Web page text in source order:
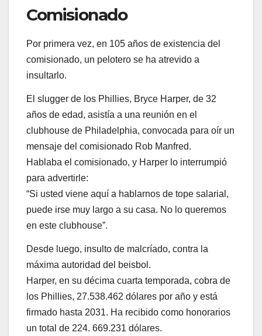
Comisionado
Por primera vez, en 105 años de existencia del
comisionado, un pelotero se ha atrevido a
insultarlo.
El slugger de los Phillies, Bryce Harper, de 32
años de edad, asistía a una reunión en el
clubhouse de Philadelphia, convocada para oír un
mensaje del comisionado Rob Manfred.
Hablaba el comisionado, y Harper lo interrumpió
para advertirle:
“Si usted viene aquí a hablarnos de tope salarial,
puede irse muy largo a su casa. No lo queremos
en este clubhouse”.
Desde luego, insulto de malcríado, contra la
máxima autoridad del beisbol.
Harper, en su décima cuarta temporada, cobra de
los Phillies, 27.538.462 dólares por año y está
firmado hasta 2031. Ha recibido como honorarios
un total de 224. 669.231 dólares.